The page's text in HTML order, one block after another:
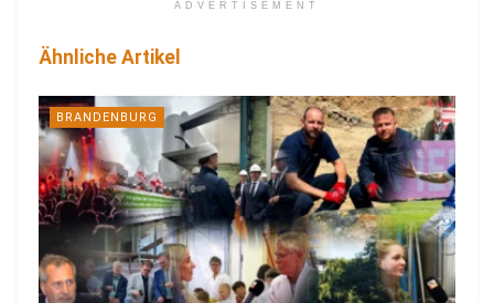
ADVERTISEMENT
Ähnliche Artikel
BRANDENBURG